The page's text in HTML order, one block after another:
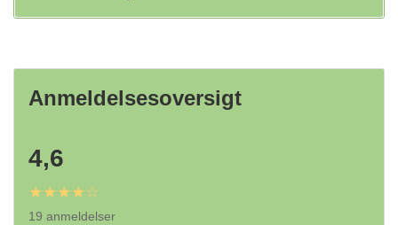
Anmeldelsesoversigt
4,6
★★★★☆
19 anmeldelser